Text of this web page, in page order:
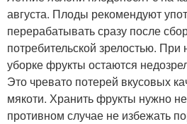
августа. Плоды рекомендуют
перерабатывать сразу после
потребительской зрелостью.
уборке фрукты остаются
Это чревато потерей вкусовых
мякоти. Хранить фрукты нужно
противном случае не избежать